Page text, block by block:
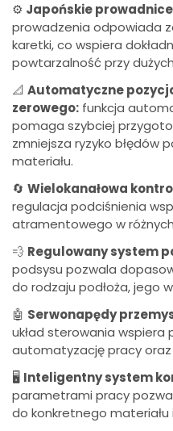
⚙️ Japońskie prowadnice
prowadzenia odpowiada
karetki, co wspiera
powtarzalność przy
📐 Automatyczne
zerowego: funkcja
pomaga szybciej
zmniejsza ryzyko błędów
materiału.
🔄 Wielokanałowa
regulacja podciśnienia
atramentowego w
💨 Regulowany system
podsysu pozwala
do rodzaju podłoża, jego
🤖 Serwonapędy
układ sterowania wspiera
automatyzację pracy
🖥️ Inteligentny system
parametrami pracy
do konkretnego materiału